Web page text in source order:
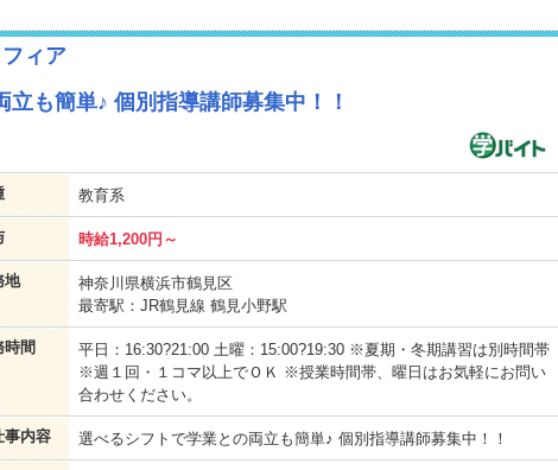
ィア
も簡単♪ 個別指導講師募集中！！
教育系
時給1,200円～
地
神奈川県横浜市鶴見区
最寄駅：JR鶴見線 鶴見小野駅
時間
平日：16:30?21:00 土曜：15:00?19:30 ※夏期・冬期講習は別時間帯
※週１回・１コマ以上でＯＫ ※授業時間帯、曜日はお気軽にお問い
合わせください。
事内容 選べるシフトで学業との両立も簡単♪ 個別指導講師募集中！！